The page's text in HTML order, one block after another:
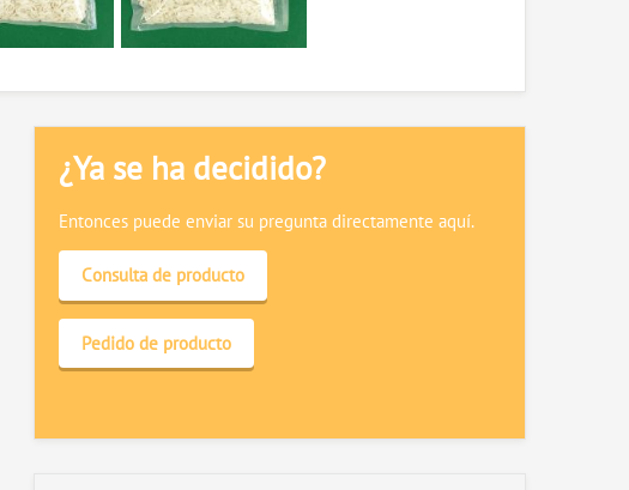
¿Ya se ha decidido?
Entonces puede enviar su pregunta directamente aquí.
Consulta de producto
Pedido de producto